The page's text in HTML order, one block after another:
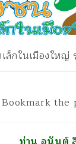
ล็กในเมืองใหญ่
Bookmark the